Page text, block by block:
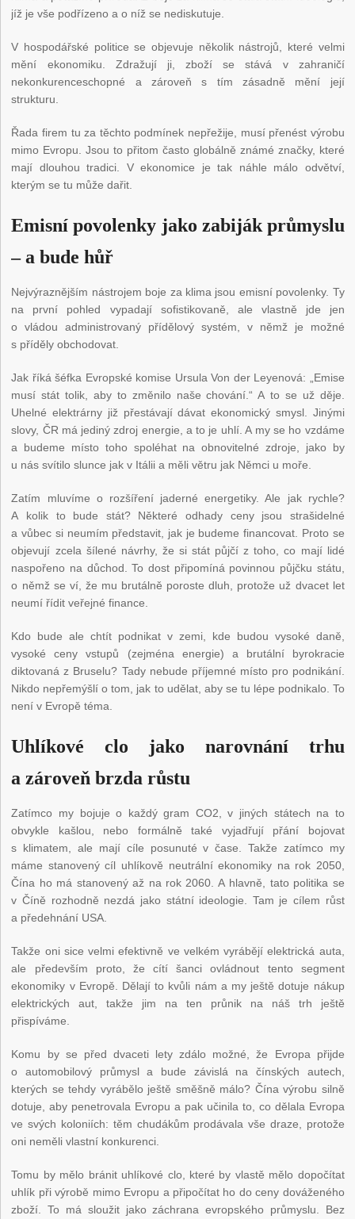
jíž je vše podřízeno a o níž se nediskutuje.
V hospodářské politice se objevuje několik nástrojů, které velmi
mění ekonomiku. Zdražují ji, zboží se stává v zahraničí
nekonkurenceschopné a zároveň s tím zásadně mění její
strukturu.
Řada firem tu za těchto podmínek nepřežije, musí přenést výrobu
mimo Evropu. Jsou to přitom často globálně známé značky, které
mají dlouhou tradici. V ekonomice je tak náhle málo odvětví,
kterým se tu může dařit.
Emisní povolenky jako zabiják průmyslu
– a bude hůř
Nejvýraznějším nástrojem boje za klima jsou emisní povolenky. Ty
na první pohled vypadají sofistikovaně, ale vlastně jde jen
o vládou administrovaný přídělový systém, v němž je možné
s příděly obchodovat.
Jak říká šéfka Evropské komise Ursula Von der Leyenová: „Emise
musí stát tolik, aby to změnilo naše chování.“ A to se už děje.
Uhelné elektrárny již přestávají dávat ekonomický smysl. Jinými
slovy, ČR má jediný zdroj energie, a to je uhlí. A my se ho vzdáme
a budeme místo toho spoléhat na obnovitelné zdroje, jako by
u nás svítilo slunce jak v Itálii a měli větru jak Němci u moře.
Zatím mluvíme o rozšíření jaderné energetiky. Ale jak rychle?
A kolik to bude stát? Některé odhady ceny jsou strašidelné
a vůbec si neumím představit, jak je budeme financovat. Proto se
objevují zcela šílené návrhy, že si stát půjčí z toho, co mají lidé
naspořeno na důchod. To dost připomíná povinnou půjčku státu,
o němž se ví, že mu brutálně poroste dluh, protože už dvacet let
neumí řídit veřejné finance.
Kdo bude ale chtít podnikat v zemi, kde budou vysoké daně,
vysoké ceny vstupů (zejména energie) a brutální byrokracie
diktovaná z Bruselu? Tady nebude příjemné místo pro podnikání.
Nikdo nepřemýšlí o tom, jak to udělat, aby se tu lépe podnikalo. To
není v Evropě téma.
Uhlíkové clo jako narovnání trhu
a zároveň brzda růstu
Zatímco my bojuje o každý gram CO2, v jiných státech na to
obvykle kašlou, nebo formálně také vyjadřují přání bojovat
s klimatem, ale mají cíle posunuté v čase. Takže zatímco my
máme stanovený cíl uhlíkově neutrální ekonomiky na rok 2050,
Čína ho má stanovený až na rok 2060. A hlavně, tato politika se
v Číně rozhodně nezdá jako státní ideologie. Tam je cílem růst
a předehnání USA.
Takže oni sice velmi efektivně ve velkém vyrábějí elektrická auta,
ale především proto, že cítí šanci ovládnout tento segment
ekonomiky v Evropě. Dělají to kvůli nám a my ještě dotuje nákup
elektrických aut, takže jim na ten průnik na náš trh ještě
přispíváme.
Komu by se před dvaceti lety zdálo možné, že Evropa přijde
o automobilový průmysl a bude závislá na čínských autech,
kterých se tehdy vyrábělo ještě směšně málo? Čína výrobu silně
dotuje, aby penetrovala Evropu a pak učinila to, co dělala Evropa
ve svých koloniích: těm chudákům prodávala vše draze, protože
oni neměli vlastní konkurenci.
Tomu by mělo bránit uhlíkové clo, které by vlastě mělo dopočítat
uhlík při výrobě mimo Evropu a připočítat ho do ceny dováženého
zboží. To má sloužit jako záchrana evropského průmyslu. Bez